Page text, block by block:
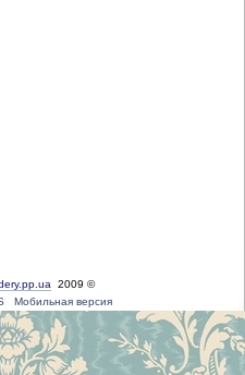
2009 ©
Мобильная версия